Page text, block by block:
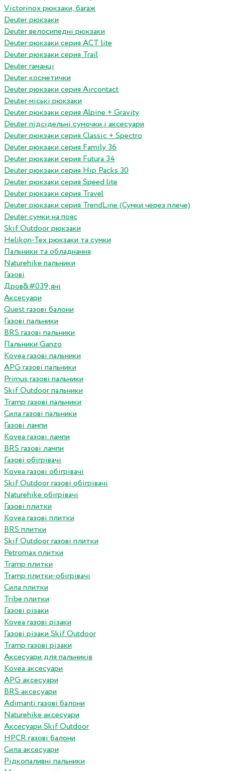
Victorinox рюкзаки, багаж
Deuter рюкзаки
Deuter велосипедні рюкзаки
Deuter рюкзаки серия ACT lite
Deuter рюкзаки серия Trail
Deuter гаманці
Deuter косметички
Deuter рюкзаки серия Aircontact
Deuter міські рюкзаки
Deuter рюкзаки серия Alpine + Gravity
Deuter підсідельні сумочки і аксесуари
Deuter рюкзаки серия Classic + Spectro
Deuter рюкзаки серия Family 36
Deuter рюкзаки серия Futura 34
Deuter рюкзаки серия Hip Packs 30
Deuter рюкзаки серия Speed lite
Deuter рюкзаки серия Travel
Deuter рюкзаки серия TrendLine (Сумки через плече)
Deuter сумки на пояс
Skif Outdoor рюкзаки
Helikon-Tex рюкзаки та сумки
Пальники та обладнання
Naturehike пальники
Газові
Дров&#039;яні
Аксесуари
Quest газові балони
Газові пальники
BRS газові пальники
Пальники Ganzo
Kovea газові пальники
APG газові пальники
Primus газові пальники
Skif Outdoor пальники
Tramp газові пальники
Сила газові пальники
Газові лампи
Kovea газові лампи
BRS газові лампи
Газові обігрівачі
Kovea газові обігрівачі
Skif Outdoor газові обігрівачі
Naturehike обігрівачі
Газові плитки
Kovea газові плитки
BRS плитки
Skif Outdoor газові плитки
Petromax плитки
Tramp плитки
Tramp плитки-обігрівачі
Сила плитки
Tribe плитки
Газові різаки
Kovea газові різаки
Газові різаки Skif Outdoor
Tramp газові різаки
Аксесуари для пальників
Kovea аксесуари
APG аксесуари
BRS аксесуари
Adimanti газові балони
Naturehike аксесуари
Аксесуари Skif Outdoor
HPCR газові балони
Сила аксесуари
Рідкопаливні пальники